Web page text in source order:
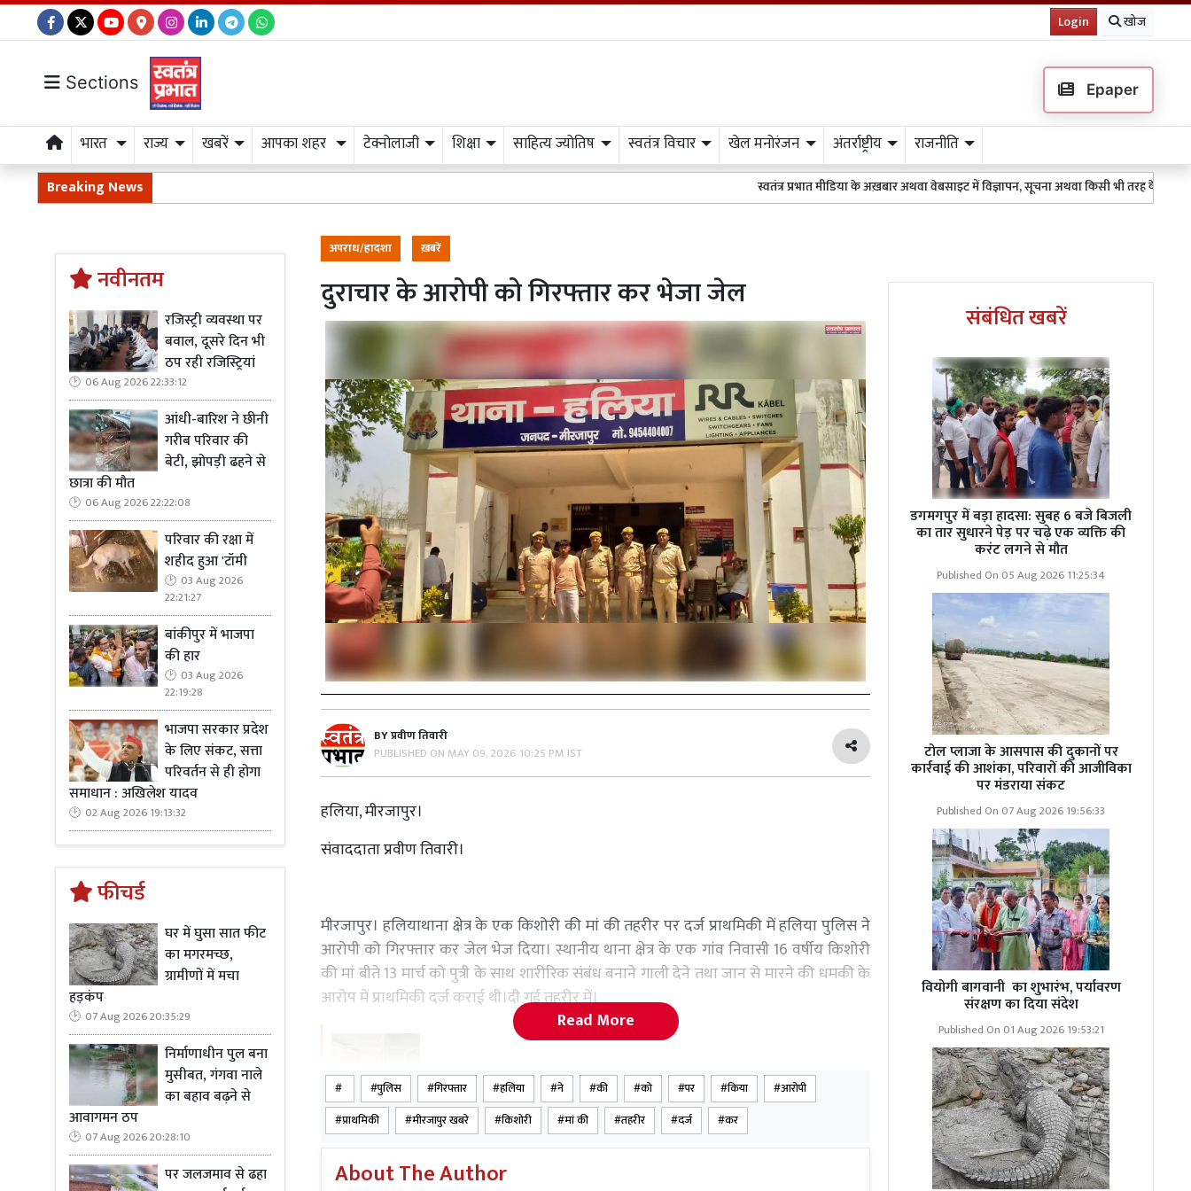
Login खोज
Sections Epaper
भारत राज्य खबरें आपका शहर टेक्नोलाजी शिक्षा साहित्य ज्योतिष स्वतंत्र विचार खेल मनोरंजन अंतर्राष्ट्रीय राजनीति
Breaking News स्वतंत्र प्रभात मीडिया के अख़बार अथवा वेबसाइट में विज्ञापन, सूचना अथवा किसी भी तरह के प्रकाशन के लिए
नवीनतम
रजिस्ट्री व्यवस्था पर
बवाल, दूसरे दिन भी
ठप रही रजिस्ट्रियां
06 Aug 2026 22:33:12
आंधी-बारिश ने छीनी
गरीब परिवार की
बेटी, झोपड़ी ढहने से
छात्रा की मौत
06 Aug 2026 22:22:08
परिवार की रक्षा में
शहीद हुआ 'टॉमी
03 Aug 2026
22:21:27
बांकीपुर में भाजपा
की हार
03 Aug 2026
22:19:28
भाजपा सरकार प्रदेश
के लिए संकट, सत्ता
परिवर्तन से ही होगा
समाधान : अखिलेश यादव
02 Aug 2026 19:13:32
फीचर्ड
घर में घुसा सात फीट
का मगरमच्छ,
ग्रामीणों में मचा
हड़कंप
07 Aug 2026 20:35:29
निर्माणाधीन पुल बना
मुसीबत, गंगवा नाले
का बहाव बढ़ने से
आवागमन ठप
07 Aug 2026 20:28:10
पर जलजमाव से ढहा
अपराध/हादशा ख़बरें
दुराचार के आरोपी को गिरफ्तार कर भेजा जेल
BYप्रवीण तिवारी
PUBLISHED ON MAY 09, 2026 10:25 PM IST
हलिया, मीरजापुर।
संवाददाता प्रवीण तिवारी।
मीरजापुर। हलियाथाना क्षेत्र के एक किशोरी की मां की तहरीर पर दर्ज प्राथमिकी में हलिया पुलिस ने
आरोपी को गिरफ्तार कर जेल भेज दिया। स्थानीय थाना क्षेत्र के एक गांव निवासी 16 वर्षीय किशोरी
की मां बीते 13 मार्च को पुत्री के साथ शारीरिक संबंध बनाने गाली देने तथा जान से मारने की धमकी के
आरोप में प्राथमिकी दर्ज कराई थी।दी गई तहरीर में।
Read Moreज्ञानोदय में ज्ञान की प्रतियोगिता, विद्यार्थियों ने बढ़-चढ़कर लिया भाग
बताया कि बीते 29 मई 2024 को घर सुना देखकर हड़िया नटकी नदीपार थाना मांडा प्रयागराज
निवासी विनय कुमार ने बेटी के साथ जबरन घर में घुसकर दुराचार किया। हल्ला करने पर जाते समय
Read More
पुलिस गिरफ्तार हलिया ने की को पर किया
आरोपी
प्राथमिकी
मीरजापुर खबरे किशोरी मां की तहरीर दर्ज कर
About The Author
संबंधित खबरें
डगमगपुर में बड़ा हादसा: सुबह 6 बजे बिजली
का तार सुधारने पेड़ पर चढ़े एक व्यक्ति की
करंट लगने से मौत
Published On 05 Aug 2026 11:25:34
टोल प्लाजा के आसपास की दुकानों पर
कार्रवाई की आशंका, परिवारों की आजीविका
पर मंडराया संकट
Published On 07 Aug 2026 19:56:33
वियोगी बागवानी का शुभारंभ, पर्यावरण
संरक्षण का दिया संदेश
Published On 01 Aug 2026 19:53:21